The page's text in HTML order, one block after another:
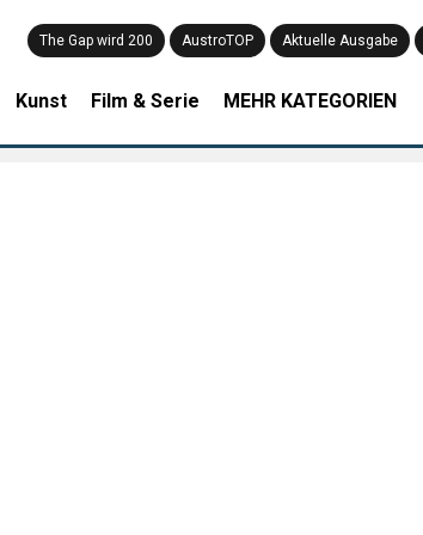
The Gap wird 200 AustroTOP Aktuelle Ausgabe
Kunst Film & Serie MEHR KATEGORIEN